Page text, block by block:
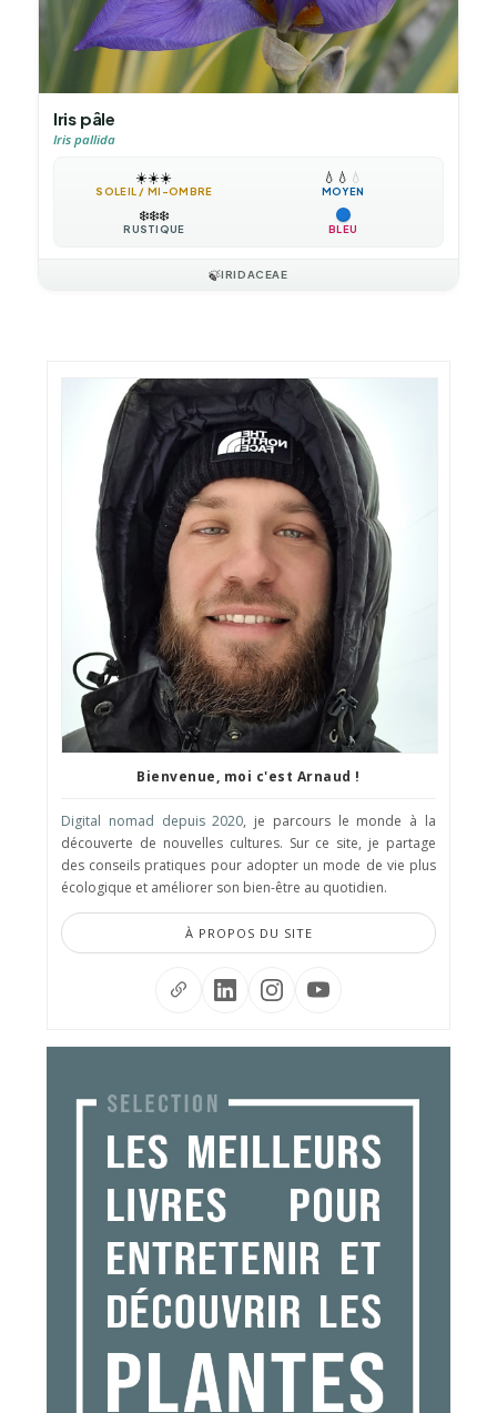
Iris pâle
Iris pallida
☀️☀️☀️
SOLEIL / MI-OMBRE
💧 💧 💧
MOYEN
❄️❄️❄️
RUSTIQUE BLEU
🍃IRIDACEAE
Bienvenue, moi c'est Arnaud !
Digital nomad depuis 2020, je parcours le monde à la
découverte de nouvelles cultures. Sur ce site, je partage
des conseils pratiques pour adopter un mode de vie plus
écologique et améliorer son bien-être au quotidien.
À PROPOS DU SITE